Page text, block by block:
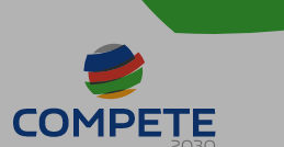
Saltar para o conteúdo principal